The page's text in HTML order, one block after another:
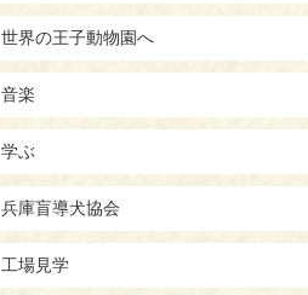
世界の王子動物園へ
音楽
学ぶ
兵庫盲導犬協会
工場見学